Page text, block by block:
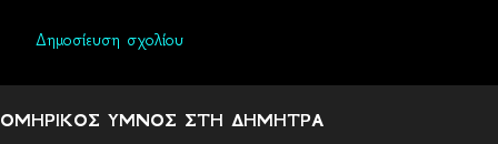
ό
Δημοσίευση σχολίου
ΟΜΗΡΙΚΟΣ ΥΜΝΟΣ ΣΤΗ ΔΗΜΗΤΡΑ